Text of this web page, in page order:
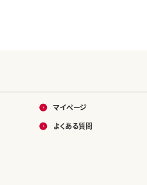
マイページ
よくある質問